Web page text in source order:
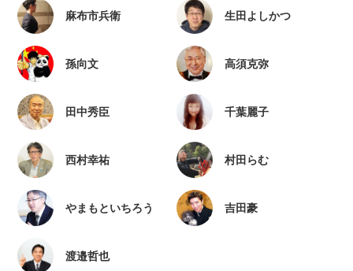
麻布市兵衛 生田よしかつ
孫向文 高須克弥
田中秀臣 千葉麗子
西村幸祐 村田らむ
やまもといちろう 吉田豪
渡邉哲也